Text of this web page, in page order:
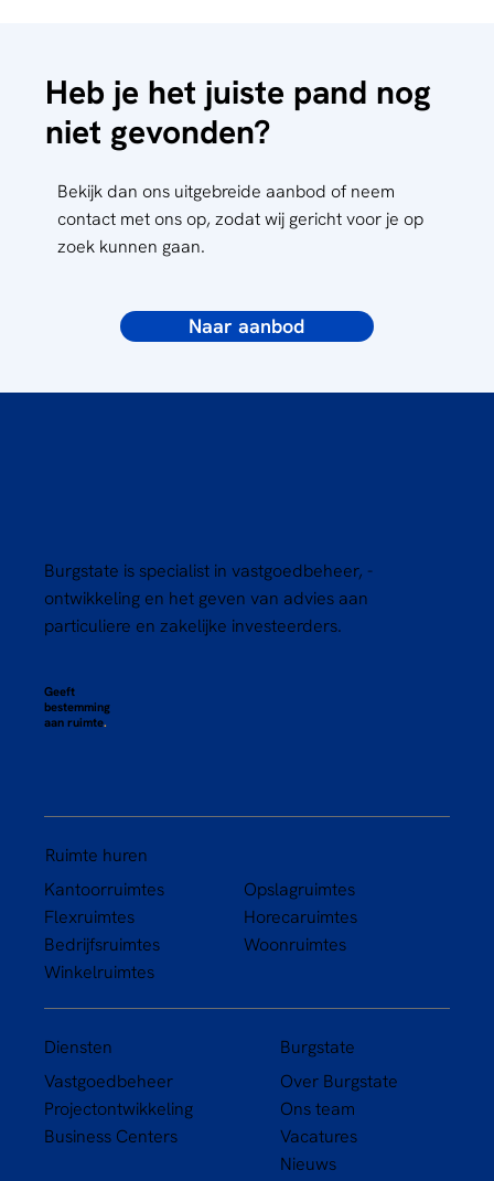
Heb je het juiste pand nog
niet gevonden?
Bekijk dan ons uitgebreide aanbod of neem
contact met ons op, zodat wij gericht voor je op
zoek kunnen gaan.
Naar aanbod
Burgstate is specialist in vastgoedbeheer, -
ontwikkeling en het geven van advies aan
particuliere en zakelijke investeerders.
Geeft
bestemming
aan ruimte.
Ruimte huren
Kantoorruimtes
Flexruimtes
Bedrijfsruimtes
Winkelruimtes
Opslagruimtes
Horecaruimtes
Woonruimtes
Diensten
Vastgoedbeheer
Projectontwikkeling
Business Centers
Burgstate
Over Burgstate
Ons team
Vacatures
Nieuws